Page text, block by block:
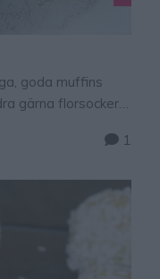
goda muffins
gärna florsocker
god
med glasyr &
mig
1